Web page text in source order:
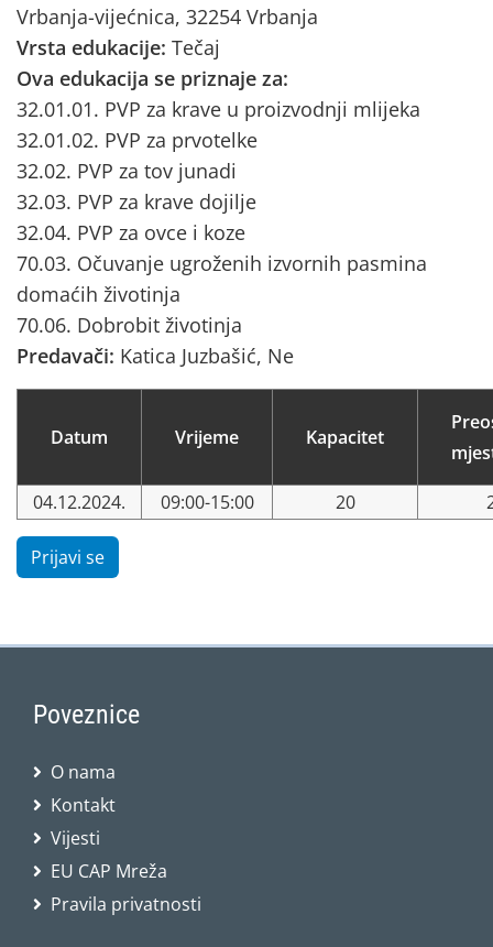
Vrbanja-vijećnica, 32254 Vrbanja
Vrsta edukacije: Tečaj
Ova edukacija se priznaje za:
32.01.01. PVP za krave u proizvodnji mlijeka
32.01.02. PVP za prvotelke
32.02. PVP za tov junadi
32.03. PVP za krave dojilje
32.04. PVP za ovce i koze
70.03. Očuvanje ugroženih izvornih pasmina
domaćih životinja
70.06. Dobrobit životinja
Predavači: Katica Juzbašić, Ne
Datum Vrijeme Kapacitet
04.12.2024. 09:00-15:00 20
Prijavi se
Poveznice
O nama
Kontakt
Vijesti
EU CAP Mreža
Pravila privatnosti